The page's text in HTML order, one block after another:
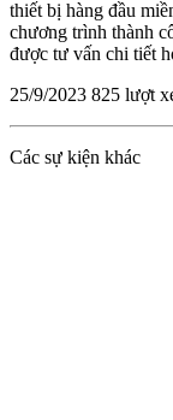
thiết bị hàng đầu
chương trình thành
được tư vấn chi tiết
25/9/2023 825 lượt
Các sự kiện khác